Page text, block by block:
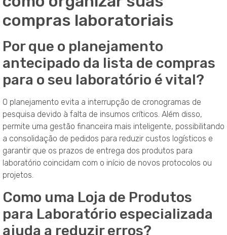
compras laboratoriais
Por que o planejamento
antecipado da lista de compras
para o seu laboratório é vital?
O planejamento evita a interrupção de cronogramas de
pesquisa devido à falta de insumos críticos. Além disso,
permite uma gestão financeira mais inteligente, possibilitando
a consolidação de pedidos para reduzir custos logísticos e
garantir que os prazos de entrega dos produtos para
laboratório coincidam com o início de novos protocolos ou
projetos.
Como uma Loja de Produtos
para Laboratório especializada
ajuda a reduzir erros?